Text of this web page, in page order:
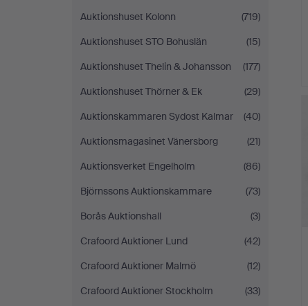
Auktionshuset Kolonn
(719)
Auktionshuset STO Bohuslän
(15)
Auktionshuset Thelin & Johansson
(177)
Auktionshuset Thörner & Ek
(29)
Auktionskammaren Sydost Kalmar
(40)
Auktionsmagasinet Vänersborg
(21)
Auktionsverket Engelholm
(86)
Björnssons Auktionskammare
(73)
Borås Auktionshall
(3)
Crafoord Auktioner Lund
(42)
Crafoord Auktioner Malmö
(12)
Crafoord Auktioner Stockholm
(33)